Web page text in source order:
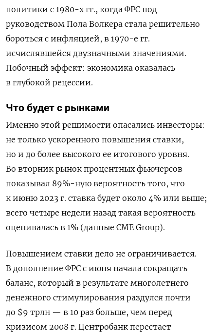
политики с 1980-х гг., когда ФРС под
руководством Пола Волкера стала решительно
бороться с инфляцией, в 1970-е гг.
исчислявшейся двузначными значениями.
Побочный эффект: экономика оказалась
в глубокой рецессии.
Что будет с рынками
Именно этой решимости опасались инвесторы:
не только ускоренного повышения ставки,
но и до более высокого ее итогового уровня.
Во вторник рынок процентных фьючерсов
показывал 89%-ную вероятность того, что
к июню 2023 г. ставка будет около 4% или выше;
всего четыре недели назад такая вероятность
оценивалась в 1% (данные CME Group).
Повышением ставки дело не ограничивается.
В дополнение ФРС с июня начала сокращать
баланс, который в результате многолетнего
денежного стимулирования раздулся почти
до $9 трлн — в 10 раз больше, чем перед
кризисом 2008 г. Центробанк перестает